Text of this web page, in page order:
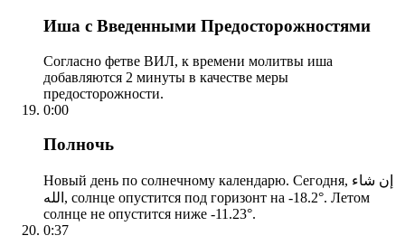
Иша с Введенными Предосторожностями
Согласно фетве ВИЛ, к времени молитвы иша
добавляются 2 минуты в качестве меры
предосторожности.
0:00
Полночь
Новый день по солнечному календарю. Сегодня, إن شاء
الله, солнце опустится под горизонт на -18.2°. Летом
солнце не опустится ниже -11.23°.
0:37